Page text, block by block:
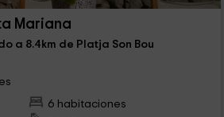
Mariana
a 8.4km de Platja Son Bou
6 habitaciones